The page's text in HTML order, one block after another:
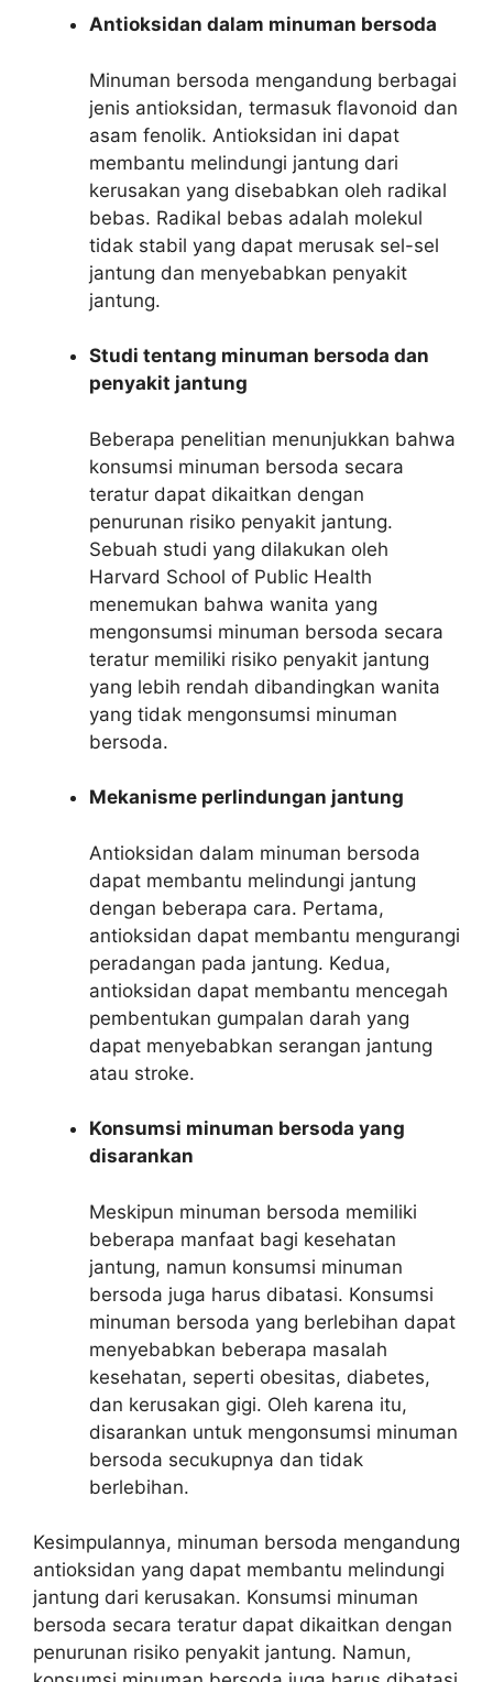
Antioksidan dalam minuman bersoda
Minuman bersoda mengandung berbagai
jenis antioksidan, termasuk flavonoid dan
asam fenolik. Antioksidan ini dapat
membantu melindungi jantung dari
kerusakan yang disebabkan oleh radikal
bebas. Radikal bebas adalah molekul
tidak stabil yang dapat merusak sel-sel
jantung dan menyebabkan penyakit
jantung.
Studi tentang minuman bersoda dan
penyakit jantung
Beberapa penelitian menunjukkan bahwa
konsumsi minuman bersoda secara
teratur dapat dikaitkan dengan
penurunan risiko penyakit jantung.
Sebuah studi yang dilakukan oleh
Harvard School of Public Health
menemukan bahwa wanita yang
mengonsumsi minuman bersoda secara
teratur memiliki risiko penyakit jantung
yang lebih rendah dibandingkan wanita
yang tidak mengonsumsi minuman
bersoda.
Mekanisme perlindungan jantung
Antioksidan dalam minuman bersoda
dapat membantu melindungi jantung
dengan beberapa cara. Pertama,
antioksidan dapat membantu mengurangi
peradangan pada jantung. Kedua,
antioksidan dapat membantu mencegah
pembentukan gumpalan darah yang
dapat menyebabkan serangan jantung
atau stroke.
Konsumsi minuman bersoda yang
disarankan
Meskipun minuman bersoda memiliki
beberapa manfaat bagi kesehatan
jantung, namun konsumsi minuman
bersoda juga harus dibatasi. Konsumsi
minuman bersoda yang berlebihan dapat
menyebabkan beberapa masalah
kesehatan, seperti obesitas, diabetes,
dan kerusakan gigi. Oleh karena itu,
disarankan untuk mengonsumsi minuman
bersoda secukupnya dan tidak
berlebihan.
Kesimpulannya, minuman bersoda mengandung
antioksidan yang dapat membantu melindungi
jantung dari kerusakan. Konsumsi minuman
bersoda secara teratur dapat dikaitkan dengan
penurunan risiko penyakit jantung. Namun,